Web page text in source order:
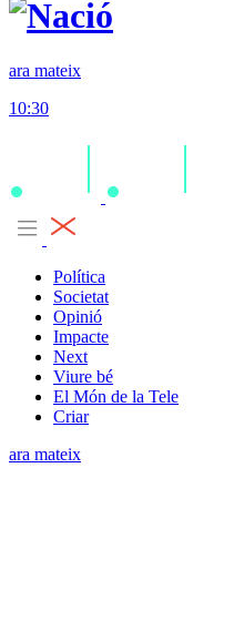
ara mateix
10:30
Política
Societat
Opinió
Impacte
Next
Viure bé
El Món de la Tele
Criar
ara mateix